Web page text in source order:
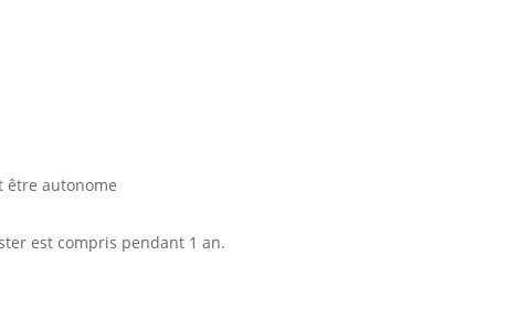
être autonome
est compris pendant 1 an.